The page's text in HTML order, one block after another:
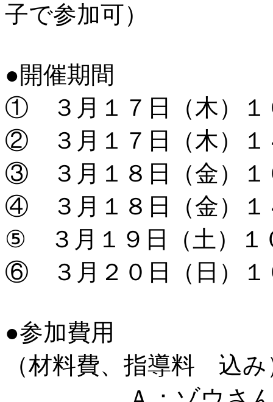
子で参加可）
●開催期間
① ３月１７日（木）
② ３月１７日（木）１
③ ３月１８日（金）
④ ３月１８日（金）１
⑤ ３ 月１９日（土）
⑥ ３月２０日（日）１
●参加費用
（材料費、指導料 込み